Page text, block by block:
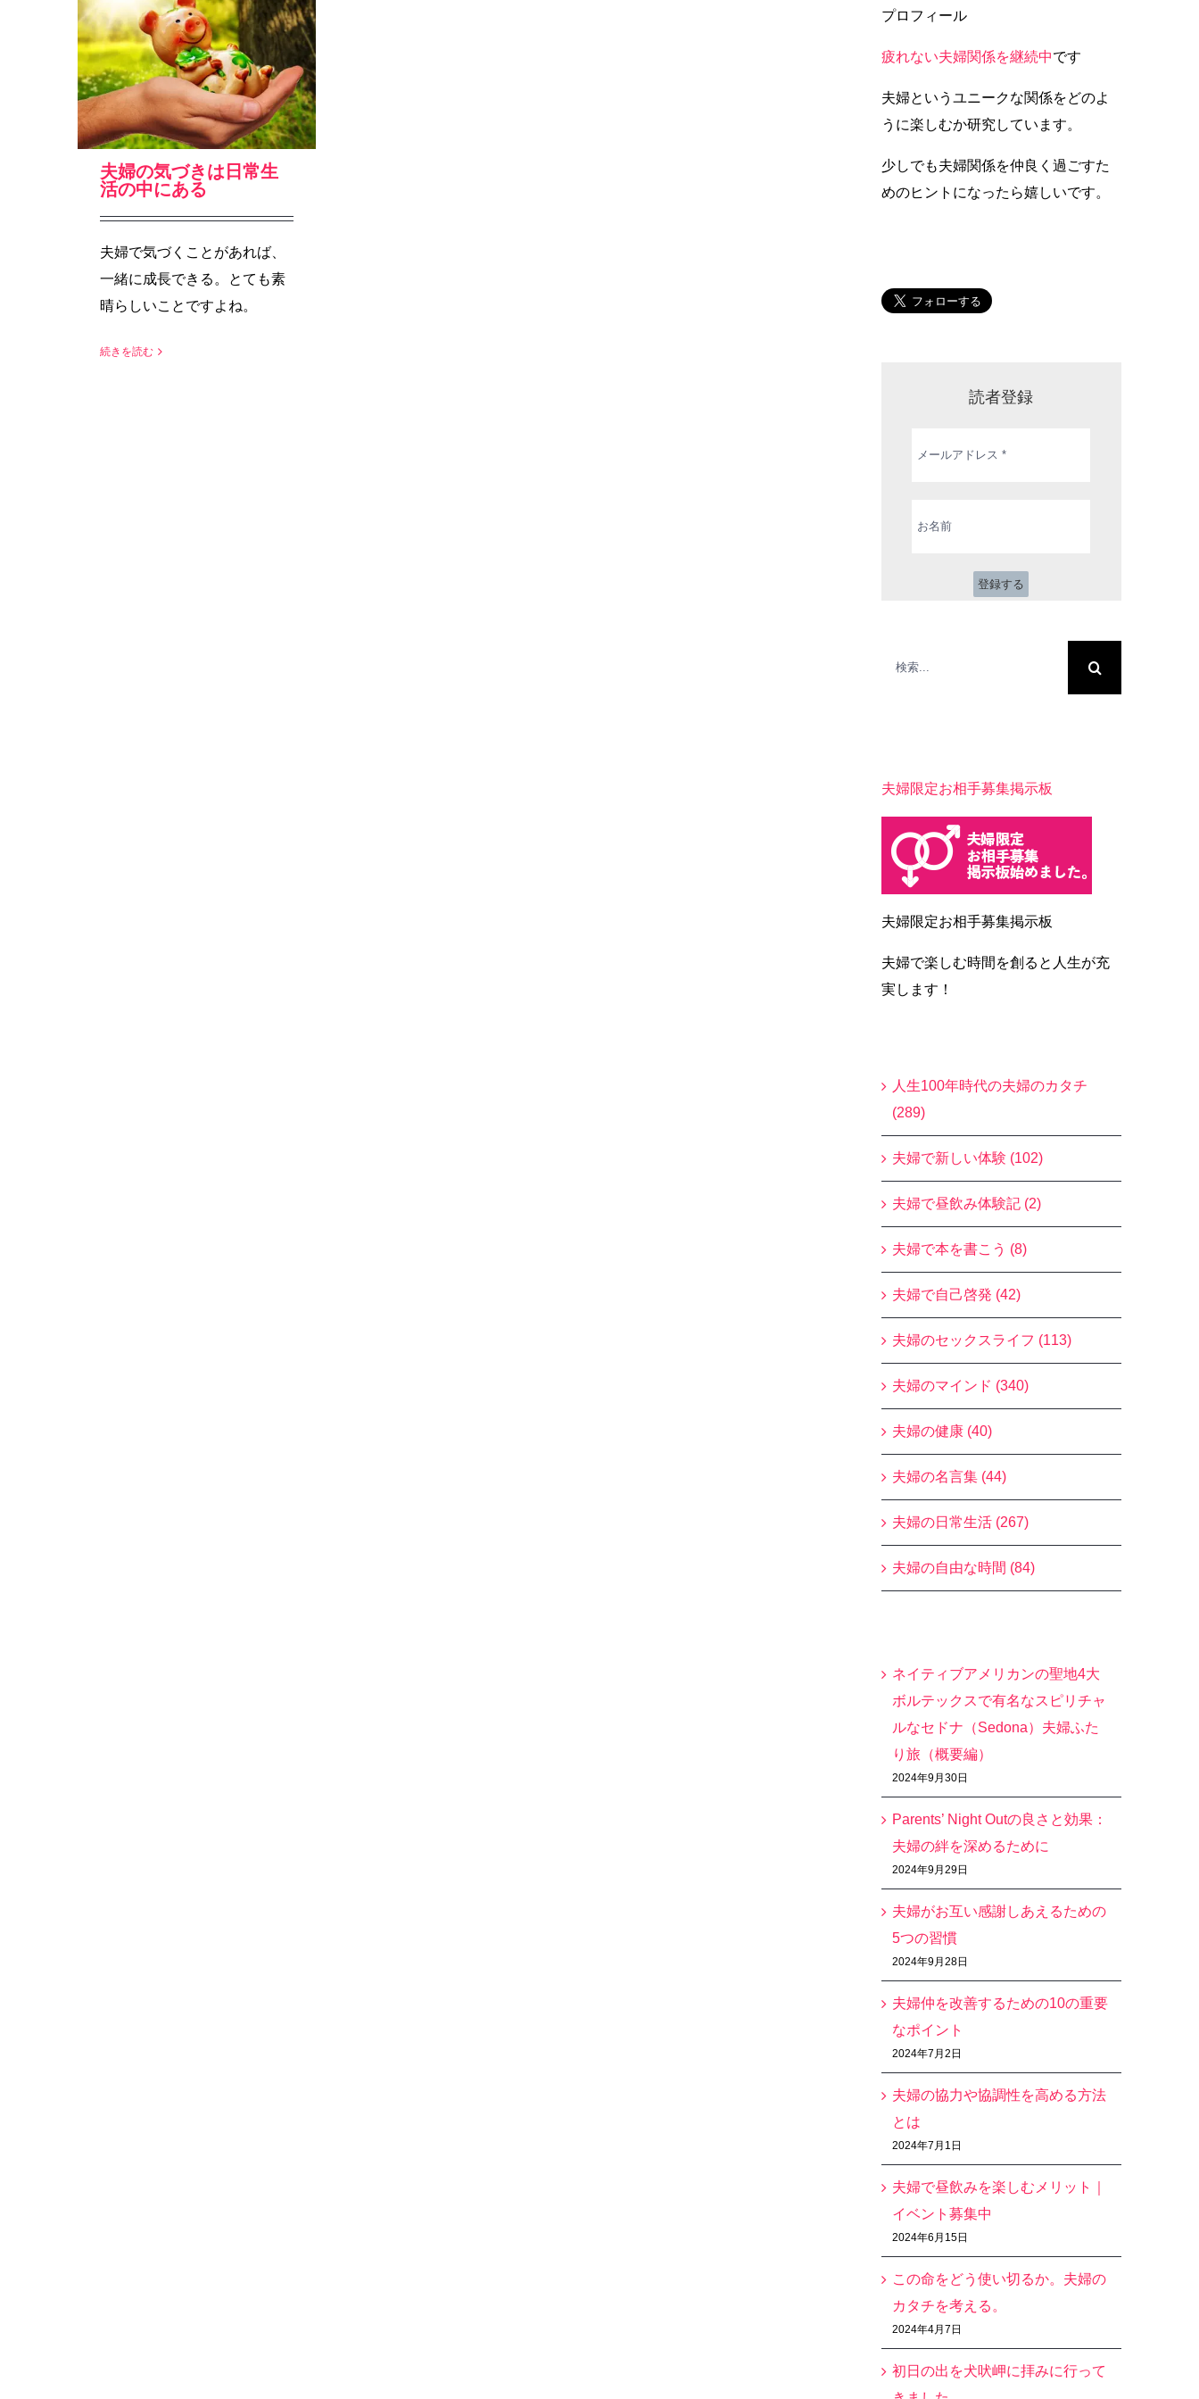
夫婦の気づきは日常生活の
中にある
夫婦の気づきは日常生
活の中にある
夫婦で気づくことがあれば、
一緒に成長できる。とても素
晴らしいことですよね。
続きを読む
プロフィール
疲れない夫婦関係を継続中です
夫婦というユニークな関係をどのよ
うに楽しむか研究しています。
少しでも夫婦関係を仲良く過ごすた
めのヒントになったら嬉しいです。
読者登録
ー
夫婦限定お相手募集掲示板
夫婦限定お相手募集掲示板
夫婦で楽しむ時間を創ると人生が充
実します！
人生100年時代の夫婦のカタチ
(289)
夫婦で新しい体験 (102)
夫婦で昼飲み体験記 (2)
夫婦で本を書こう (8)
夫婦で自己啓発 (42)
夫婦のセックスライフ (113)
夫婦のマインド (340)
夫婦の健康 (40)
夫婦の名言集 (44)
夫婦の日常生活 (267)
夫婦の自由な時間 (84)
ネイティブアメリカンの聖地4大
ボルテックスで有名なスピリチャ
ルなセドナ（Sedona）夫婦ふた
り旅（概要編）
2024年9月30日
Parents’ Night Outの良さと効果：
夫婦の絆を深めるために
2024年9月29日
夫婦がお互い感謝しあえるための
5つの習慣
2024年9月28日
夫婦仲を改善するための10の重要
なポイント
2024年7月2日
夫婦の協力や協調性を高める方法
とは
2024年7月1日
夫婦で昼飲みを楽しむメリット｜
イベント募集中
2024年6月15日
この命をどう使い切るか。夫婦の
カタチを考える。
2024年4月7日
初日の出を犬吠岬に拝みに行って